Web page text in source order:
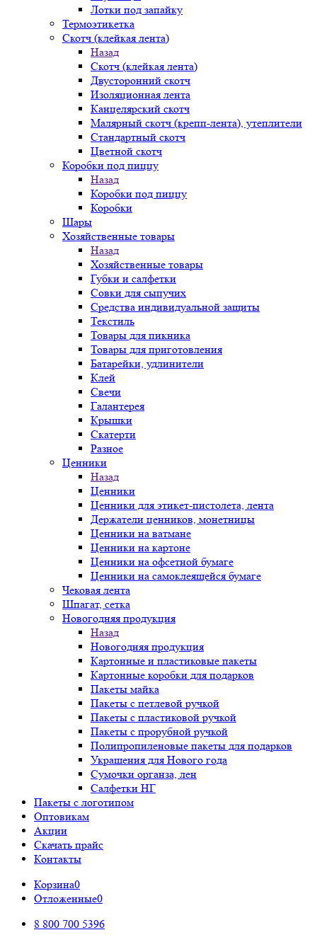
Лотки под запайку
Термоэтикетка
Скотч (клейкая лента)
Назад
Скотч (клейкая лента)
Двусторонний скотч
Изоляционная лента
Канцелярский скотч
Малярный скотч (крепп-лента), утеплители
Стандартный скотч
Цветной скотч
Коробки под пиццу
Назад
Коробки под пиццу
Коробки
Шары
Хозяйственные товары
Назад
Хозяйственные товары
Губки и салфетки
Совки для сыпучих
Средства индивидуальной защиты
Текстиль
Товары для пикника
Товары для приготовления
Батарейки, удлинители
Клей
Свечи
Галантерея
Крышки
Скатерти
Разное
Ценники
Назад
Ценники
Ценники для этикет-пистолета, лента
Держатели ценников, монетницы
Ценники на ватмане
Ценники на картоне
Ценники на офсетной бумаге
Ценники на самоклеящейся бумаге
Чековая лента
Шпагат, сетка
Новогодняя продукция
Назад
Новогодняя продукция
Картонные и пластиковые пакеты
Картонные коробки для подарков
Пакеты майка
Пакеты с петлевой ручкой
Пакеты с пластиковой ручкой
Пакеты с прорубной ручкой
Полипропиленовые пакеты для подарков
Украшения для Нового года
Сумочки органза, лен
Салфетки НГ
Пакеты с логотипом
Оптовикам
Акции
Скачать прайс
Контакты
Корзина0
Отложенные0
8 800 700 5396